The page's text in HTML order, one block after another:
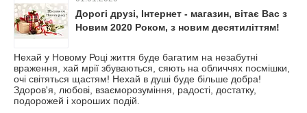
Дорогі друзі, Інтернет - магазин, вітає Вас з
Новим 2020 Роком, з новим десятиліттям!
Нехай у Новому Році життя буде багатим на незабутні
враження, хай мрії збуваються, сяють на обличчях посмішки,
очі світяться щастям! Нехай в душі буде більше добра!
Здоров'я, любові, взаєморозуміння, радості, достатку,
подорожей і хороших подій.